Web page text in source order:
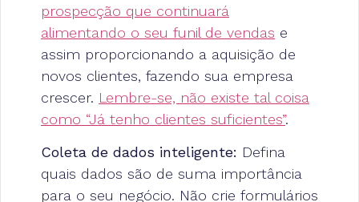
prospecção que continuará
alimentando o seu funil de vendas e
assim proporcionando a aquisição de
novos clientes, fazendo sua empresa
crescer. Lembre-se, não existe tal coisa
como “Já tenho clientes suficientes”.
Coleta de dados inteligente: Defina
quais dados são de suma importância
para o seu negócio. Não crie formulários